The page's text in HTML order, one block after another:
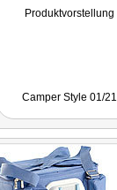
Produktvorstellung
Camper Style 01/21